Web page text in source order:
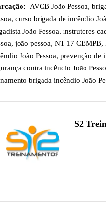
AVCB João Pessoa,
, curso brigada de incêndio
João Pessoa, instrutores
, joão pessoa, NT 17 CBMPB,
João Pessoa, prevenção de
contra incêndio João
brigada incêndio João
S2